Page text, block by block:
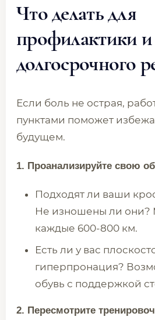
Что делать для
профилактики и
долгосрочного
Если боль не острая,
пунктами поможет
будущем.
1. Проанализируйте свою
Подходят ли ваши
Не изношены ли они?
каждые 600-800 км.
Есть ли у вас
гиперпронация?
обувь с поддержкой
2. Пересмотрите